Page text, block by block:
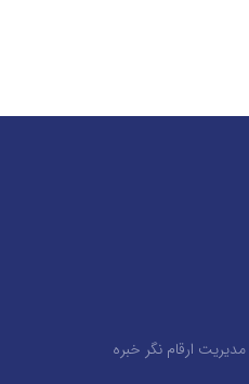
ارقام نگر خبره